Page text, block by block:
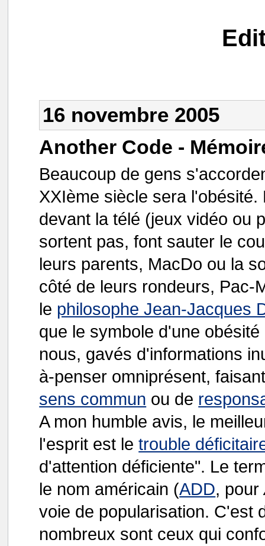
16 novembre 2005
Another Code -
Beaucoup de gens
XXIème siècle sera
devant la télé (jeux vidéo ou
sortent pas, font sauter le
leurs parents, MacDo ou la
côté de leurs rondeurs, Pac-
le philosophe Jean-Jacques
que le symbole d'une
nous, gavés d'informations
à-penser omniprésent,
sens commun ou de
A mon humble avis, le
l'esprit est letrouble
d'attention déficiente". Le
le nom américain (ADD, pour
voie de popularisation. C'est
nombreux sont ceux qui